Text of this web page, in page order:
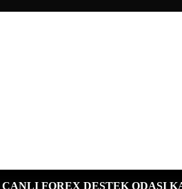
CANLI FOREX DESTEK ODASI